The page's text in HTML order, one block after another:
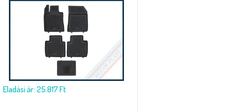
Eladási ár: 25.817 Ft